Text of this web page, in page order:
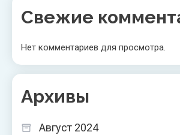
Свежие
Нет комментариев для просмотра.
Архивы
Август 2024